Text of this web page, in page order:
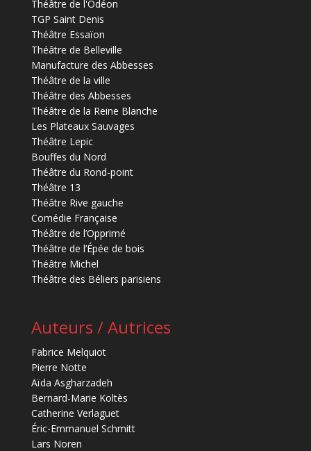
Théâtre de l'Odéon
TGP Saint Denis
Théâtre Essaïon
Théâtre de Belleville
Manufacture des Abbesses
Théâtre de la ville
Théâtre des Abbesses
Théâtre de la Reine Blanche
Les Plateaux Sauvages
Théâtre Lepic
Bouffes du Nord
Théâtre du Rond-point
Théâtre 13
Théâtre Rive gauche
Comédie Française
Théâtre de l’Opprimé
Théâtre de l’Épée de bois
Théâtre Michel
Théâtre des Béliers parisiens
Auteurs / Autrices
Fabrice Melquiot
Pierre Notte
Aïda Asgharzadeh
Bernard-Marie Koltès
Catherine Verlaguet
Éric-Emmanuel Schmitt
Lars Noren